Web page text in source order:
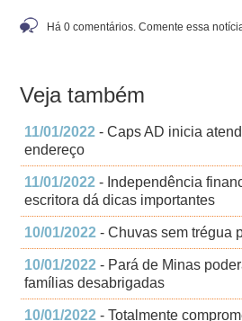
Há 0 comentários. Comente essa
Veja também
11/01/2022 - Caps AD inicia
endereço
11/01/2022 - Independência
escritora dá dicas importantes
10/01/2022 - Chuvas sem trégua
10/01/2022 - Pará de Minas
famílias desabrigadas
10/01/2022 - Totalmente